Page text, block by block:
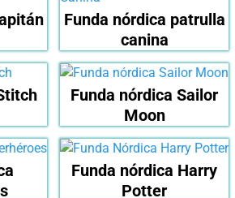
Funda nórdica patrulla
canina
Funda nórdica Sailor
Moon
Funda nórdica Harry
Potter